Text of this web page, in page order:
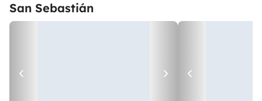
San Sebastián